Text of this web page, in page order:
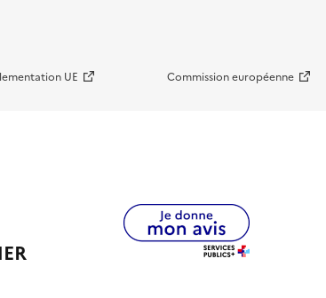
UE Commission européenne